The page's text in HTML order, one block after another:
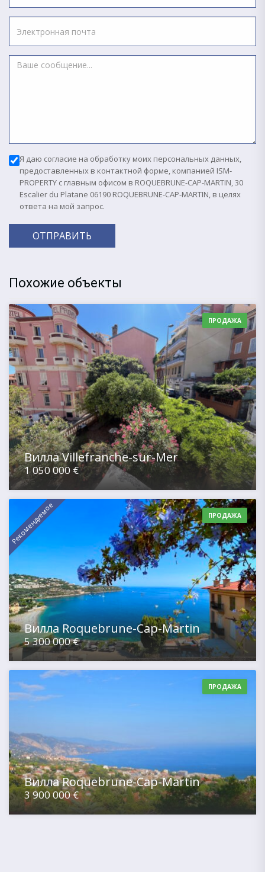
Я даю согласие на обработку моих персональных данных,
предоставленных в контактной форме, компанией ISM-
PROPERTY с главным офисом в ROQUEBRUNE-CAP-MARTIN, 30
Escalier du Platane 06190 ROQUEBRUNE-CAP-MARTIN, в целях
ответа на мой запрос.
ОТПРАВИТЬ
Похожие объекты
ПРОДАЖА
Вилла Villefranche-sur-Mer
1 050 000 €
Рекомендуемое ПРОДАЖА
Вилла Roquebrune-Cap-Martin
5 300 000 €
ПРОДАЖА
Вилла Roquebrune-Cap-Martin
3 900 000 €